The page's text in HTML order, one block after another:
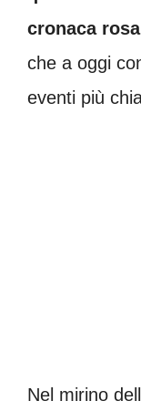
cronaca
che a oggi
eventi più
Nel mirino